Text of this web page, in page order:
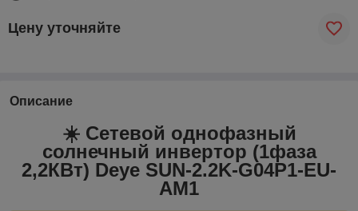
Цену уточняйте
Описание
☀️ Сетевой однофазный
солнечный инвертор (1фаза
2,2КВт) Deye SUN-2.2K-G04P1-EU-
AM1